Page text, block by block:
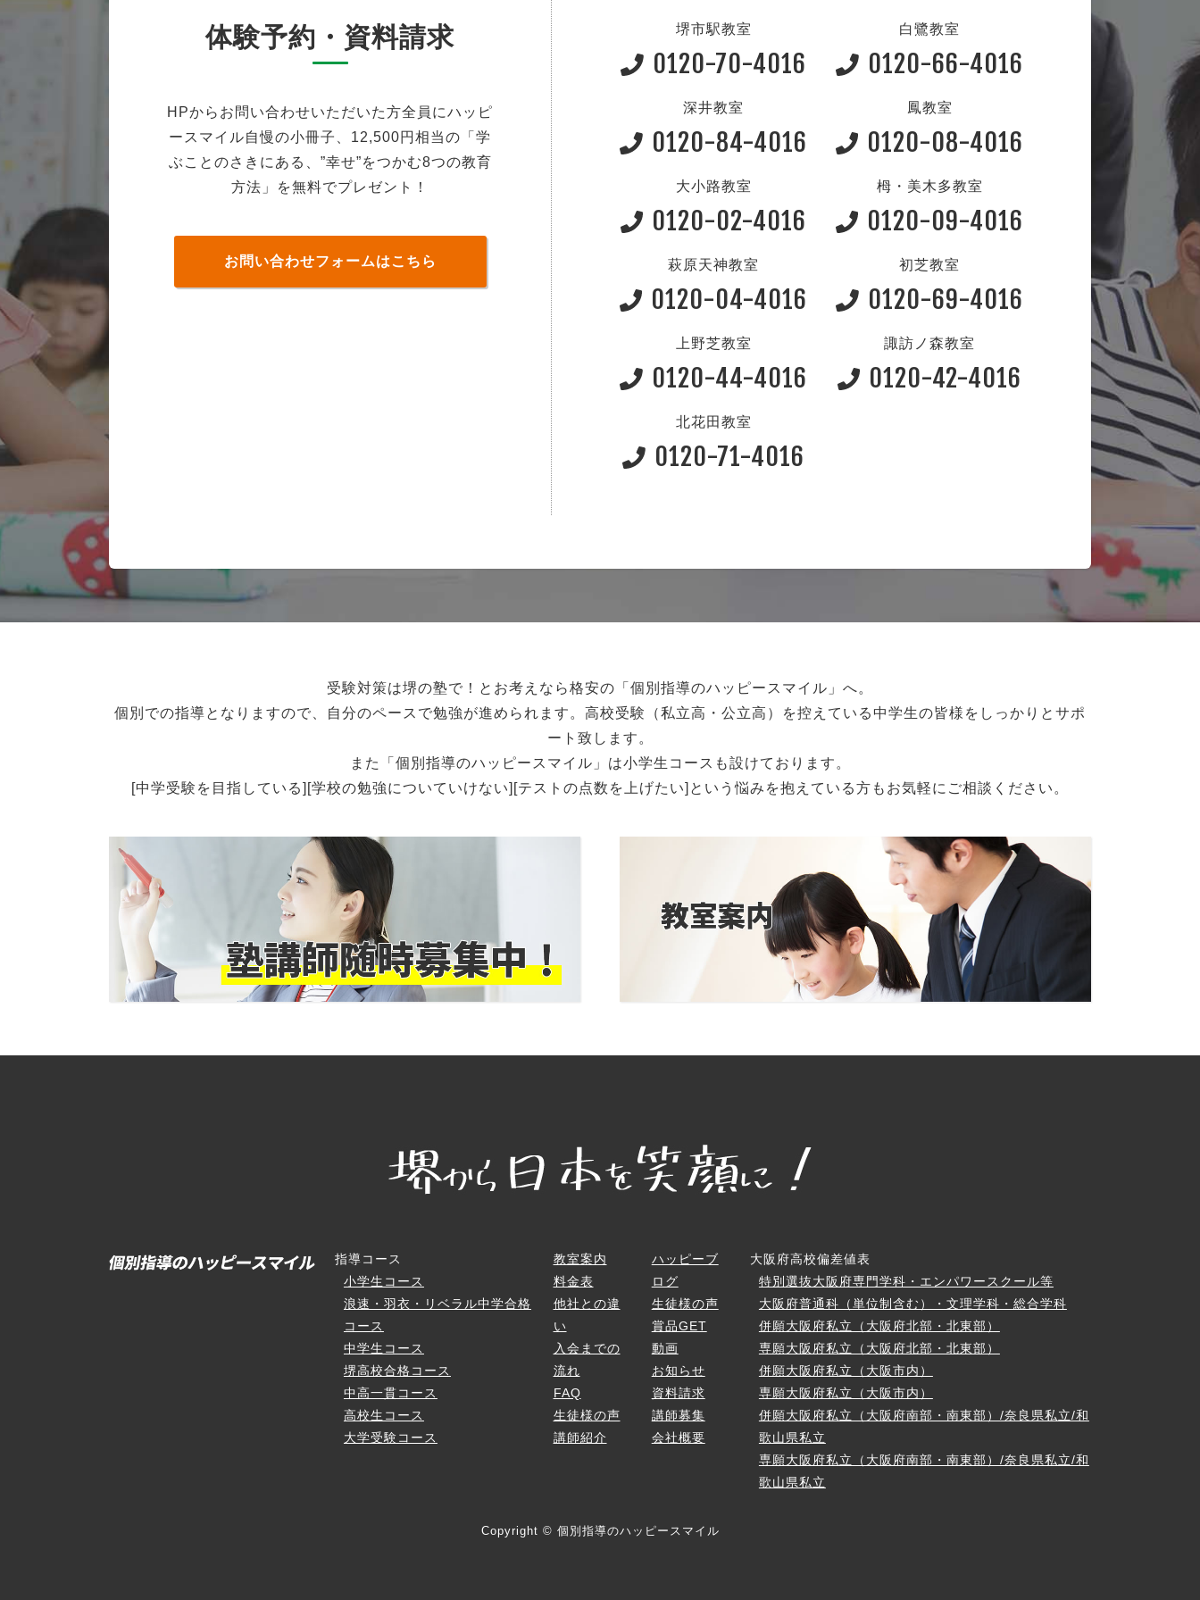
体験予約・資料請求
HPからお問い合わせいただいた方全員にハッピ
ースマイル自慢の小冊子、12,500円相当の「学
ぶことのさきにある、”幸せ”をつかむ8つの教育
方法」を無料でプレゼント！
お問い合わせフォームはこちら
堺市駅教室
0120-70-4016
白鷺教室
0120-66-4016
深井教室
0120-84-4016
鳳教室
0120-08-4016
大小路教室
0120-02-4016
栂・美木多教室
0120-09-4016
萩原天神教室
0120-04-4016
初芝教室
0120-69-4016
上野芝教室
0120-44-4016
諏訪ノ森教室
0120-42-4016
北花田教室
0120-71-4016
受験対策は堺の塾で！ とお考えなら格安の「個別指導のハッピースマイル」へ。
個別での指導となりますので、自分のペースで勉強が進められます。 高校受験（私立高・公立高）を控えている 中学生の皆様をしっかりとサポ
ート致します。
また「個別指導のハッピースマイル」は小学生コースも設けております。
[中学受験を目指している][学校の勉強についていけない][テストの点数を上げたい]という悩みを抱えている方もお気軽にご相談ください。
指導コース
小学生コース
浪速・羽衣・リベラル中学合格
コース
中学生コース
堺高校合格コース
中高一貫コース
高校生コース
大学受験コース
教室案内
料金表
他社との違
い
入会までの
流れ
FAQ
生徒様の声
講師紹介
ハッピーブ
ログ
生徒様の声
賞品GET
動画
お知らせ
資料請求
講師募集
会社概要
大阪府高校偏差値表
特別選抜大阪府専門学科・エンパワースクール等
大阪府普通科（単位制含む）・文理学科・総合学科
併願大阪府私立（大阪府北部・北東部）
専願大阪府私立（大阪府北部・北東部）
併願大阪府私立（大阪市内）
専願大阪府私立（大阪市内）
併願大阪府私立（大阪府南部・南東部）/奈良県私立/和
歌山県私立
専願大阪府私立（大阪府南部・南東部）/奈良県私立/和
歌山県私立
Copyright © 個別指導のハッピースマイル